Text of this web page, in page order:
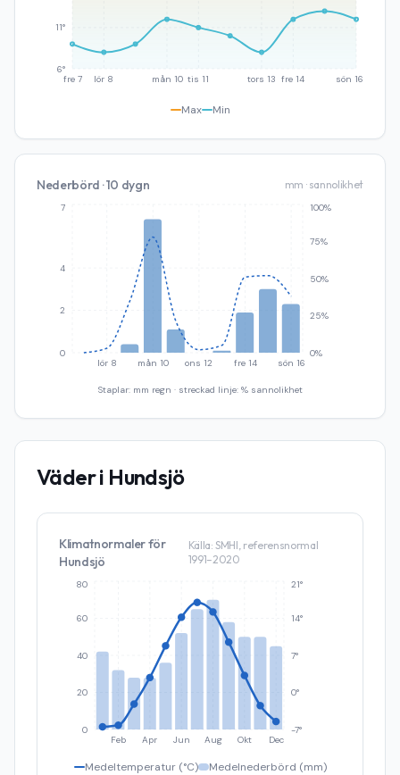
fre 7 lör 8 mån 10 tis 11 tors 13 fre 14 sön 16
6°
11°
Max Min
Nederbörd · 10 dygn mm · sannolikhet
lör 8 mån 10 ons 12 fre 14 sön 16
0
2
4
7
0%
25%
50%
75%
100%
Staplar: mm regn · streckad linje: % sannolikhet
Väder i Hundsjö
Klimatnormaler för
Hundsjö
Källa: SMHI, referensnormal
1991–2020
Feb Apr Jun Aug Okt Dec
0
20
40
60
80
-7°
0°
7°
14°
21°
Medeltemperatur (°C) Medelnederbörd (mm)